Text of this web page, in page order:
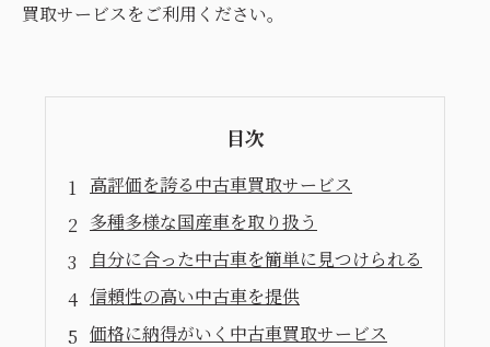
買取サービスをご利用ください。
目次
高評価を誇る中古車買取サービス
多種多様な国産車を取り扱う
自分に合った中古車を簡単に見つけられる
信頼性の高い中古車を提供
価格に納得がいく中古車買取サービス